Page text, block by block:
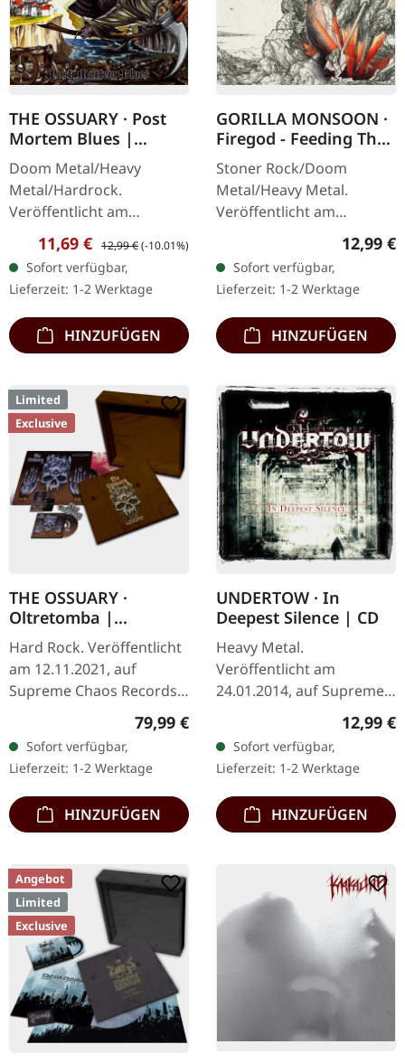
THE OSSUARY · Post
Mortem Blues |
DIGIPAK CD
Doom Metal/Heavy
Metal/Hardrock.
Veröffentlicht am
17.02.2017, auf Supreme
Chaos Records. Limitierte
Erstauflage als Digipak.
Debüt-Album der…
Verkaufspreis:
11,69 € Regulärer Preis:
12,99 €(-10.01%)
Sofort verfügbar,
Lieferzeit: 1-2 Werktage
HINZUFÜGEN
GORILLA MONSOON ·
Firegod - Feeding The
Beast | CD
Stoner Rock/Doom
Metal/Heavy Metal.
Veröffentlicht am
11.05.2018, auf Supreme
Chaos Records. CD im
Jewelcase mit 8-seitigem
Booklet. Das dritte
Album…
12,99 €
Sofort verfügbar,
Lieferzeit: 1-2 Werktage
HINZUFÜGEN
Limited
Exclusive
THE OSSUARY ·
Oltretomba |
WOODEN LP/CD/TAPE
BOX
Hard Rock. Veröffentlicht
am 12.11.2021, auf
Supreme Chaos Records.
Extrem schwere braune
Holzbox mit Logo und
Nummerierung, limitiert
auf nur 100…
Regulärer Preis:
79,99 €
Sofort verfügbar,
Lieferzeit: 1-2 Werktage
HINZUFÜGEN
UNDERTOW · In
Deepest Silence | CD
Heavy Metal.
Veröffentlicht am
24.01.2014, auf Supreme
Chaos Records. CD im
Jewelcase. Heavy wie
Hölle und dennoch
abwechslungsreich. Das
neue Album…
12,99 €
Sofort verfügbar,
Lieferzeit: 1-2 Werktage
HINZUFÜGEN
Angebot
Limited
Exclusive